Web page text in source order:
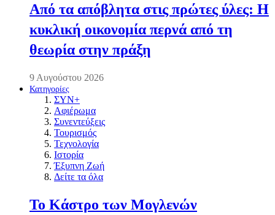
Από τα απόβλητα στις πρώτες ύλες: Η
κυκλική οικονομία περνά από τη
θεωρία στην πράξη
9 Αυγούστου 2026
Κατηγορίες
ΣΥΝ+
Αφιέρωμα
Συνεντεύξεις
Τουρισμός
Τεχνολογία
Ιστορία
Έξυπνη Ζωή
Δείτε τα όλα
Το Κάστρο των Μογλενών